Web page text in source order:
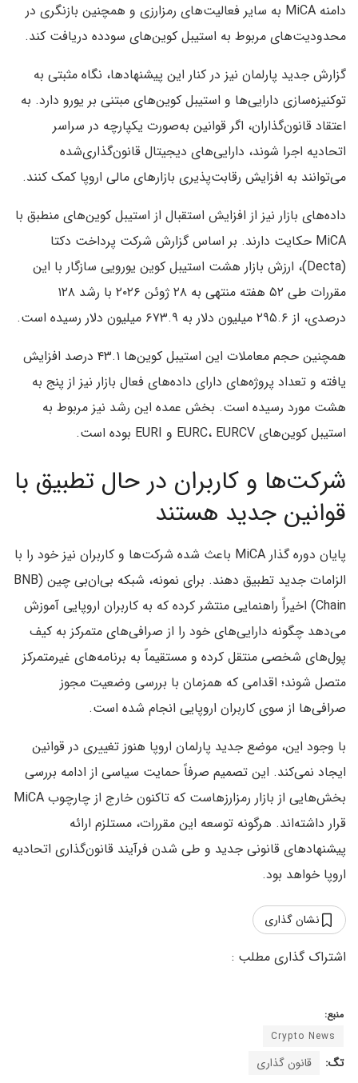
دامنه MiCA به سایر فعالیت‌های رمزارزی و همچنین بازنگری در
محدودیت‌های مربوط به استیبل کوین‌های سودده دریافت کند.
گزارش جدید پارلمان نیز در کنار این پیشنهادها، نگاه مثبتی به
توکنیزه‌سازی دارایی‌ها و استیبل کوین‌های مبتنی بر یورو دارد. به
اعتقاد قانون‌گذاران، اگر قوانین به‌صورت یکپارچه در سراسر
اتحادیه اجرا شوند، دارایی‌های دیجیتال قانون‌گذاری‌شده
می‌توانند به افزایش رقابت‌پذیری بازارهای مالی اروپا کمک کنند.
داده‌های بازار نیز از افزایش استقبال از استیبل کوین‌های منطبق با
MiCA حکایت دارند. بر اساس گزارش شرکت پرداخت دکتا
(Decta)، ارزش بازار هشت استیبل کوین یورویی سازگار با این
مقررات طی ۵۲ هفته منتهی به ۲۸ ژوئن ۲۰۲۶ با رشد ۱۲۸
درصدی، از ۲۹۵.۶ میلیون دلار به ۶۷۳.۹ میلیون دلار رسیده است.
همچنین حجم معاملات این استیبل کوین‌ها ۴۳.۱ درصد افزایش
یافته و تعداد پروژه‌های دارای داده‌های فعال بازار نیز از پنج به
هشت مورد رسیده است. بخش عمده این رشد نیز مربوط به
استیبل کوین‌های EURC، EURCV و EURI بوده است.
شرکت‌ها و کاربران در حال تطبیق با
قوانین جدید هستند
پایان دوره گذار MiCA باعث شده شرکت‌ها و کاربران نیز خود را با
الزامات جدید تطبیق دهند. برای نمونه، شبکه بی‌ان‌بی چین (BNB
Chain) اخیراً راهنمایی منتشر کرده که به کاربران اروپایی آموزش
می‌دهد چگونه دارایی‌های خود را از صرافی‌های متمرکز به کیف
پول‌های شخصی منتقل کرده و مستقیماً به برنامه‌های غیرمتمرکز
متصل شوند؛ اقدامی که همزمان با بررسی وضعیت مجوز
صرافی‌ها از سوی کاربران اروپایی انجام شده است.
با وجود این، موضع جدید پارلمان اروپا هنوز تغییری در قوانین
ایجاد نمی‌کند. این تصمیم صرفاً حمایت سیاسی از ادامه بررسی
بخش‌هایی از بازار رمزارزهاست که تاکنون خارج از چارچوب MiCA
قرار داشته‌اند. هرگونه توسعه این مقررات، مستلزم ارائه
پیشنهادهای قانونی جدید و طی شدن فرآیند قانون‌گذاری اتحادیه
اروپا خواهد بود.
نشان گذاری
منبع:
Crypto News
تگ: قانون گذاری